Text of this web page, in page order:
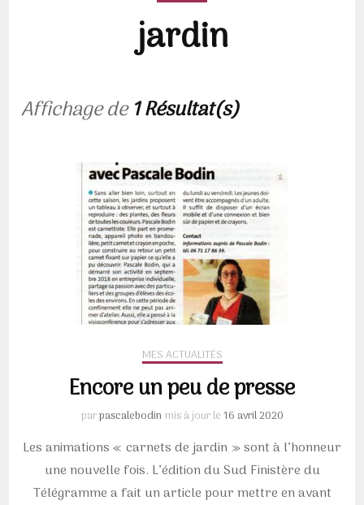
jardin
Affichage de1 Résultat(s)
MES ACTUALITÉS
Encore un peu de presse
parpascalebodin mis à jour le16 avril 2020
Les animations « carnets de jardin » sont à l’honneur
une nouvelle fois. L’édition du Sud Finistère du
Télégramme a fait un article pour mettre en avant